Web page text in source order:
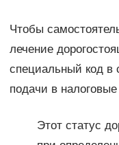
Чтобы
лечение
специальный код в
подачи в
Этот статус